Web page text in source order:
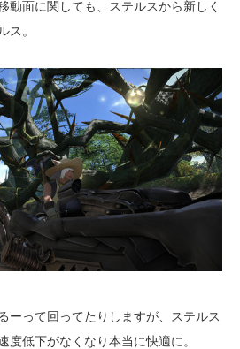
動面に関しても、ステルスから新しく
ス。
ーって回ってたりしますが、ステルス
度低下がなくなり本当に快適に。